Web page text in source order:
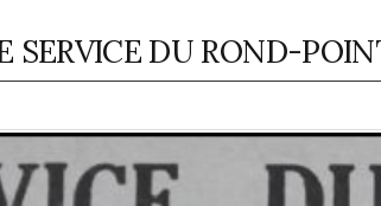
SERVICE DU ROND-